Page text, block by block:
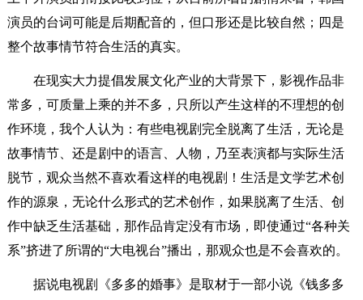
演员的台词可能是后期配音的，但口形还是比较自然；四是
整个故事情节符合生活的真实。
在现实大力提倡发展文化产业的大背景下，影视作品非
常多，可质量上乘的并不多，只所以产生这样的不理想的创
作环境，我个人认为：有些电视剧完全脱离了生活，无论是
故事情节、还是剧中的语言、人物，乃至表演都与实际生活
脱节，观众当然不喜欢看这样的电视剧！生活是文学艺术创
作的源泉，无论什么形式的艺术创作，如果脱离了生活、创
作中缺乏生活基础，那作品肯定没有市场，即使通过“各种关
系”挤进了所谓的“大电视台”播出，那观众也是不会喜欢的。
据说电视剧《多多的婚事》是取材于一部小说《钱多多